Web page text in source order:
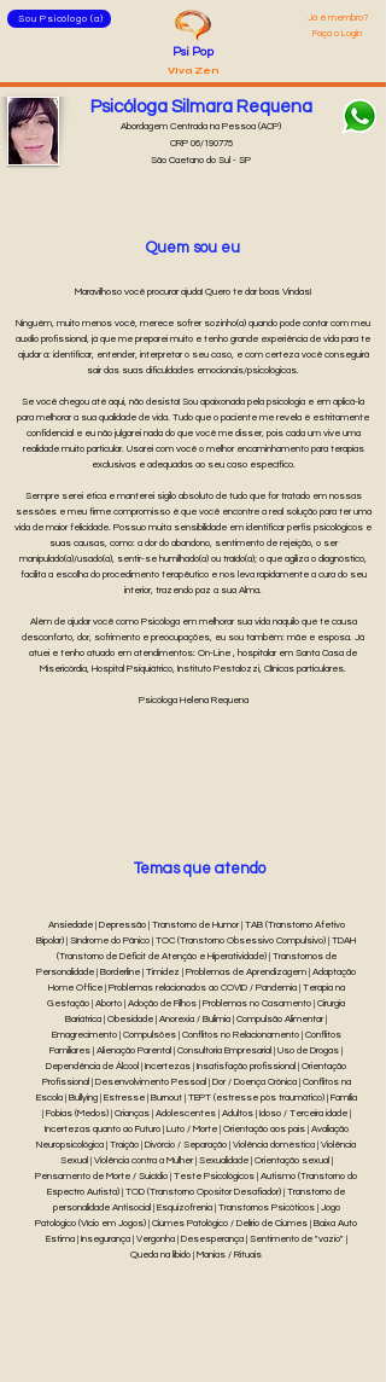
Sou Psicólogo (a)
Já é membro?
Faça o Login
Psi Pop
Viva Zen
Psicóloga Silmara Requena
Abordagem Centrada na Pessoa (ACP)
CRP 06/190775
São Caetano do Sul - SP
Quem sou eu
Maravilhoso você procurar ajuda! Quero te dar boas Vindas!
Ninguém, muito menos você, merece sofrer sozinho(a) quando pode contar com meu
auxílio profissional, já que me preparei muito e tenho grande experiência de vida para te
ajudar a: identificar, entender, interpretar o seu caso, e com certeza você conseguirá
sair das suas dificuldades emocionais/psicológicas.
Se você chegou até aqui, não desista! Sou apaixonada pela psicologia e em aplicá-la
para melhorar a sua qualidade de vida. Tudo que o paciente me revela é estritamente
confidencial e eu não julgarei nada do que você me disser, pois cada um vive uma
realidade muito particular. Usarei com você o melhor encaminhamento para terapias
exclusivas e adequadas ao seu caso específico.
Sempre serei ética e manterei sigilo absoluto de tudo que for tratado em nossas
sessões e meu firme compromisso é que você encontre a real solução para ter uma
vida de maior felicidade. Possuo muita sensibilidade em identificar perfis psicológicos e
suas causas, como: a dor do abandono, sentimento de rejeição, o ser
manipulado(a)/usado(a), sentir-se humilhado(a) ou traído(a); o que agiliza o diagnóstico,
facilita a escolha do procedimento terapêutico e nos leva rapidamente a cura do seu
interior, trazendo paz a sua Alma.
Além de ajudar você como Psicóloga em melhorar sua vida naquilo que te causa
desconforto, dor, sofrimento e preocupações, eu sou também: mãe e esposa. Já
atuei e tenho atuado em atendimentos: On-Line , hospitalar em Santa Casa de
Misericórdia, Hospital Psiquiátrico, Instituto Pestalozzi, Clínicas particulares.
Psicóloga Helena Requena
Temas que atendo
Ansiedade | Depressão | Transtorno de Humor | TAB (Transtorno Afetivo
Bipolar) | Síndrome do Pânico | TOC (Transtorno Obsessivo Compulsivo) | TDAH
(Transtorno de Déficit de Atenção e Hiperatividade) | Transtornos de
Personalidade | Borderline | Timidez | Problemas de Aprendizagem | Adaptação
Home Office | Problemas relacionados ao COVID / Pandemia | Terapia na
Gestação | Aborto | Adoção de Filhos | Problemas no Casamento | Cirurgia
Bariátrica | Obesidade | Anorexia / Bulimia | Compulsão Alimentar |
Emagrecimento | Compulsões | Conflitos no Relacionamento | Conflitos
Familiares | Alienação Parental | Consultoria Empresarial | Uso de Drogas |
Dependência de Álcool | Incertezas | Insatisfação profissional | Orientação
Profissional | Desenvolvimento Pessoal | Dor / Doença Crônica | Conflitos na
Escola | Bullying | Estresse | Burnout | TEPT (estresse pós traumático) | Família
| Fobias (Medos) | Crianças | Adolescentes | Adultos | Idoso / Terceira idade |
Incertezas quanto ao Futuro | Luto / Morte | Orientação aos pais | Avaliação
Neuropsicológica | Traição | Divórcio / Separação | Violência doméstica | Violência
Sexual | Violência contra a Mulher | Sexualidade | Orientação sexual |
Pensamento de Morte / Suicídio | Teste Psicológicos | Autismo (Transtorno do
Espectro Autista) | TOD (Transtorno Opositor Desafiador) | Transtorno de
personalidade Antisocial | Esquizofrenia | Transtornos Psicóticos | Jogo
Patológico (Vício em Jogos) | Ciúmes Patológico / Delírio de Ciúmes | Baixa Auto
Estima | Insegurança | Vergonha | Desesperança | Sentimento de "vazio" |
Queda na libido | Manias / Rituais